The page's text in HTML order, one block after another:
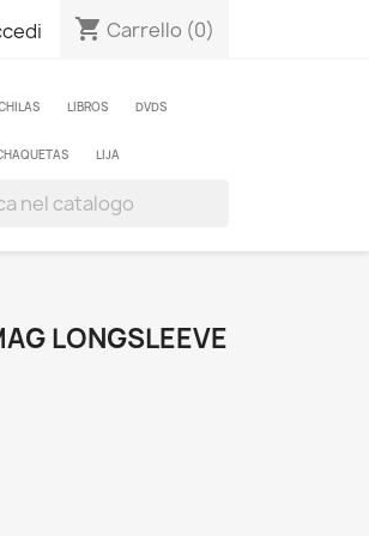
shopping_cart Carrello (0)
LIBROS DVDS
LIJA
LONGSLEEVE